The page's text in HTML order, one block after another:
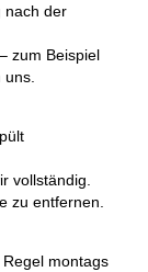
nach der
zum Beispiel
uns.
vollständig.
zu entfernen.
montags